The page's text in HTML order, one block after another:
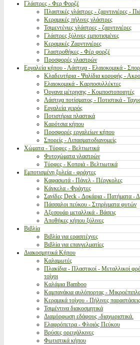
Γλάστρες - Φερ Φορζέ
Πλαστικές γλάστρες - ζαρντινιέρες -
Κεραμικές πήλινες γλάστρες
Τσιμεντένιες γλάστρες - ζαρντινιέρες
Γλάστρες ξύλινες εμποτισμένες
Κεραμικές Ζαρντινιέρες
Γλαστροθήκες - Φέρ φορζέ
Προσφορές γλαστρών
Εργαλεία κήπου - Λάστιχα - Ελαιοκομικά -
Κλαδευτήρια - Ψαλίδια κορυφής -
Ελαιοκομικά - Καρποσυλλέκτες
Όργανα μέτρησης - Κομποστοποιητές
Λάστιχα ποτίσματος - Ποτιστικά -
Εργαλεία χειρός
Ποτιστήρια πλαστικά
Καρότσια κήπου
Προσφορές εργαλείων κήπου
Σπορείς - Λιπασματοδιανομείς
Χώματα - Τύρφες - Βελτιωτικά
Φυτοχώματα γλαστρών
Τύρφες - Κοπριά - Βελτιωτικά
Εμποτισμένη ξυλεία - φράχτες
Καφασωτά - Πάνελ - Πέργκολες
Κάγκελα - Φράχτες
Σανίδες Deck - Δοκάρια - Πατήματα -
Πάσσαλοι πεύκου - Στηρίγματα φυτών
Αξεσουάρ μεταλλικά - Βάσεις
Αποθήκες κήπου ξύλινες
Βιβλία
Βιβλία για ερασιτέχνες
Βιβλία για επαγγελματίες
Διακοσμητικά Κήπου
Καλαμωτές
Πλακίδια - Πλαστικοί - Μεταλλικοί
τοίχοι
Καλάμια Bamboo
Καμπανάκια αυλόπορτας -
Κεραμικά τοίχου - Πήλινες παραστάσεις
Τσιμέντινα διακοσμητικά
Διαμόρφωση εδάφους -διαχωριστικά.
Ελαφρόπετρα - Φλοιός Πεύκου
Βρύσες ορειχάλκινες
Φωτιστικά κήπου